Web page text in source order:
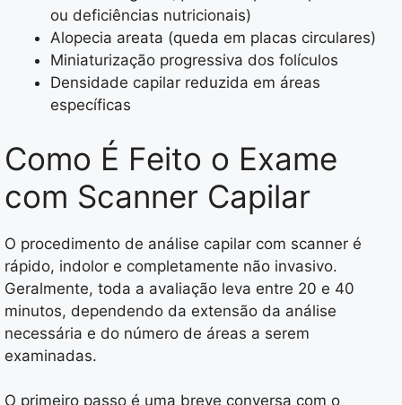
ou deficiências nutricionais)
Alopecia areata (queda em placas circulares)
Miniaturização progressiva dos folículos
Densidade capilar reduzida em áreas
específicas
Como É Feito o Exame
com Scanner Capilar
O procedimento de análise capilar com scanner é
rápido, indolor e completamente não invasivo.
Geralmente, toda a avaliação leva entre 20 e 40
minutos, dependendo da extensão da análise
necessária e do número de áreas a serem
examinadas.
O primeiro passo é uma breve conversa com o